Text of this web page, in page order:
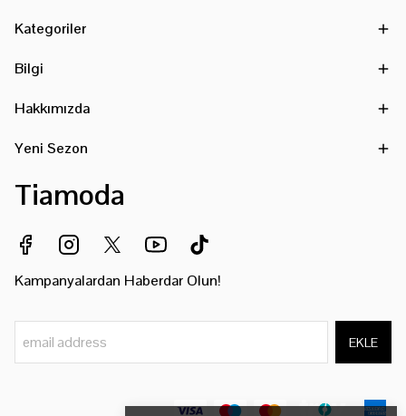
Kategoriler
Bilgi
Hakkımızda
Yeni Sezon
Tiamoda
Kampanyalardan Haberdar Olun!
EKLE